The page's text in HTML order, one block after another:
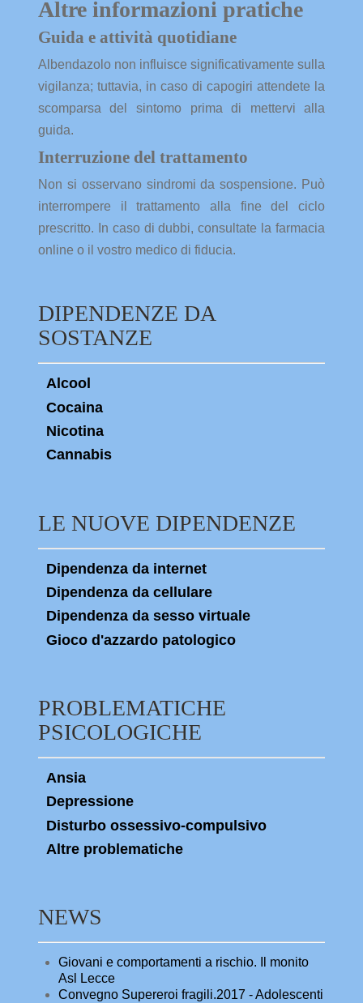
Altre informazioni pratiche
Guida e attività quotidiane
Albendazolo non influisce significativamente sulla
vigilanza; tuttavia, in caso di capogiri attendete la
scomparsa del sintomo prima di mettervi alla
guida.
Interruzione del trattamento
Non si osservano sindromi da sospensione. Può
interrompere il trattamento alla fine del ciclo
prescritto. In caso di dubbi, consultate la farmacia
online o il vostro medico di fiducia.
DIPENDENZE DA
SOSTANZE
Alcool
Cocaina
Nicotina
Cannabis
LE NUOVE DIPENDENZE
Dipendenza da internet
Dipendenza da cellulare
Dipendenza da sesso virtuale
Gioco d'azzardo patologico
PROBLEMATICHE
PSICOLOGICHE
Ansia
Depressione
Disturbo ossessivo-compulsivo
Altre problematiche
NEWS
Giovani e comportamenti a rischio. Il monito
Asl Lecce
Convegno Supereroi fragili.2017 - Adolescenti